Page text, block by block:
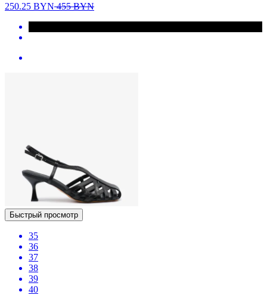
250.25 BYN455BYN
Быстрый просмотр
35
36
37
38
39
40